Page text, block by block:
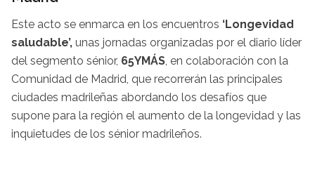
Este acto se enmarca en los encuentros ‘Longevidad
saludable’, unas jornadas organizadas por el diario líder
del segmento sénior, 65YMÁS , en colaboración con la
Comunidad de Madrid, que recorrerán las principales
ciudades madrileñas abordando los desafíos que
supone para la región el aumento de la longevidad y las
inquietudes de los sénior madrileños.